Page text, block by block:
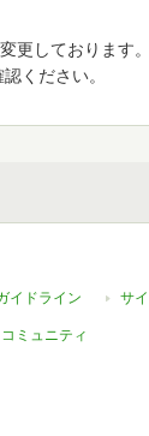
更しております
ください。
イドライン サ
ミュニティ